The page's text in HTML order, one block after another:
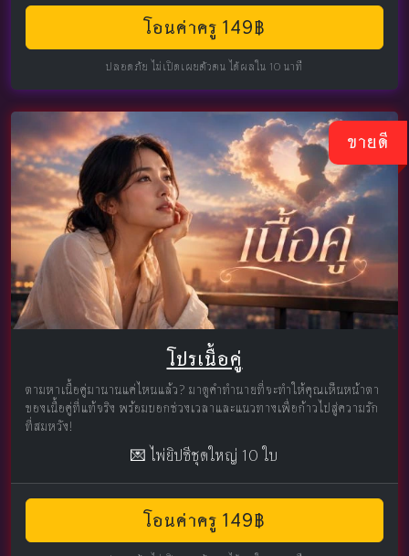
โอนค่าครู 149฿
ปลอดภัย ไม่เปิดเผยตัวตน ได้ผลใน 10 นาที
ขายดี
โปรเนื้อคู่
ตามหาเนื้อคู่มานานแค่ไหนแล้ว? มาดูคำทำนายที่จะทำให้คุณเห็นหน้าตา
ของเนื้อคู่ที่แท้จริง พร้อมบอกช่วงเวลาและแนวทางเพื่อก้าวไปสู่ความรัก
ที่สมหวัง!
💌 ไพ่ยิปซีชุดใหญ่ 10 ใบ
โอนค่าครู 149฿